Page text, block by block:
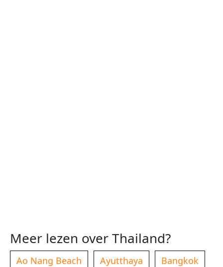
Meer lezen over Thailand?
Ao Nang Beach Ayutthaya
Bangkok